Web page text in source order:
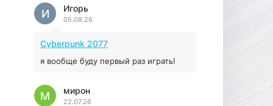
Prey
16.95 ГБ
Игорь
05.08.26
И
Cyberpunk 2077
я вообще буду первый раз играть!
мирон
22.07.26
М